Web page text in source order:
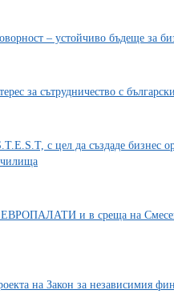
– устойчиво бъдеще за
за сътрудничество с
с цел да създаде бизнес
ЕВРОПАЛАТИ и в среща на
на Закон за независимия